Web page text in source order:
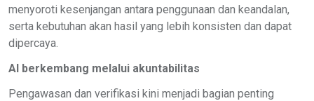
menyoroti kesenjangan antara penggunaan dan keandalan,
serta kebutuhan akan hasil yang lebih konsisten dan dapat
dipercaya.
AI berkembang melalui akuntabilitas
Pengawasan dan verifikasi kini menjadi bagian penting